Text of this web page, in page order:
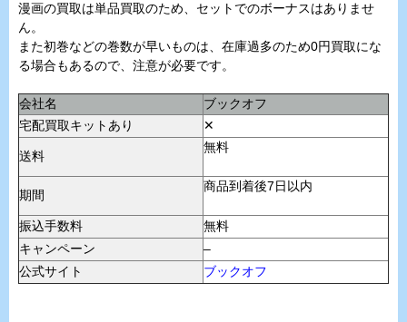
漫画の買取は単品買取のため、セットでのボーナスはありませ
ん。
また初巻などの巻数が早いものは、在庫過多のため0円買取にな
る場合もあるので、注意が必要です。
会社名
ブックオフ
宅配買取キットあり
✕
送料
無料
期間
商品到着後7日以内
振込手数料
無料
キャンペーン
–
公式サイト
ブックオフ